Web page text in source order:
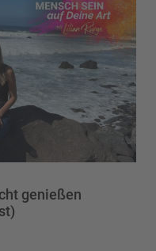
genießen